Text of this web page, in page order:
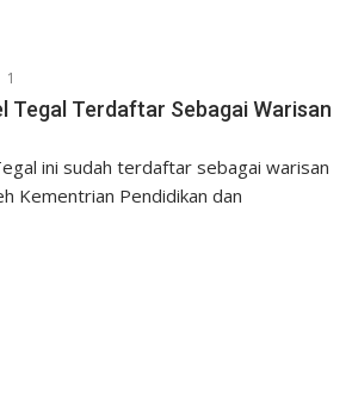
1
Tegal Terdaftar Sebagai Warisan
ini sudah terdaftar sebagai warisan
Kementrian Pendidikan dan